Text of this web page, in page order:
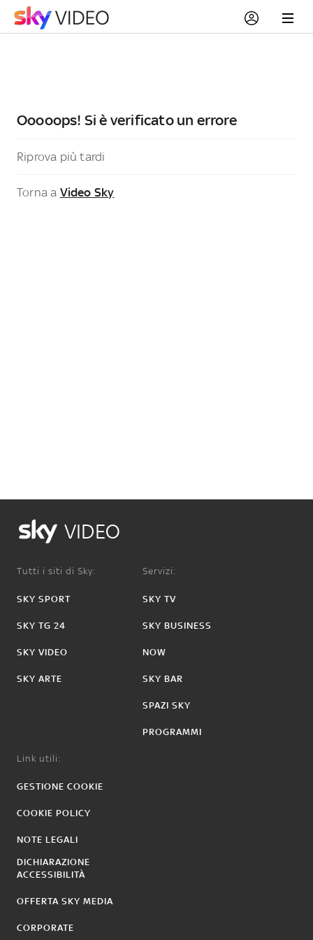
Ooooops! Si è verificato un errore
Riprova più tardi
Torna a Video Sky
VIDEO
Tutti i siti di Sky:
SKY SPORT
SKY TG 24
SKY VIDEO
SKY ARTE
Servizi:
SKY TV
SKY BUSINESS
NOW
SKY BAR
SPAZI SKY
PROGRAMMI
Link utili:
GESTIONE COOKIE
COOKIE POLICY
NOTE LEGALI
DICHIARAZIONE
ACCESSIBILITÀ
OFFERTA SKY MEDIA
CORPORATE